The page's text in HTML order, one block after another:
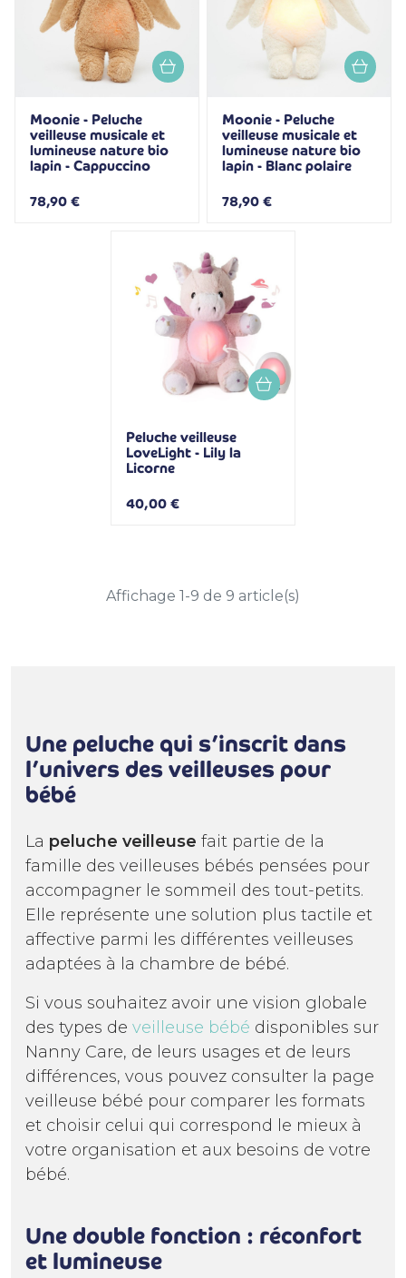
Moonie - Peluche
veilleuse musicale et
lumineuse nature bio
lapin - Cappuccino
78,90 €
Moonie - Peluche
veilleuse musicale et
lumineuse nature bio
lapin - Blanc polaire
78,90 €
Peluche veilleuse
LoveLight - Lily la
Licorne
40,00 €
Affichage 1-9 de 9 article(s)
Une peluche qui s’inscrit dans
l’univers des veilleuses pour
bébé
La peluche veilleuse fait partie de la
famille des veilleuses bébés pensées pour
accompagner le sommeil des tout-petits.
Elle représente une solution plus tactile et
affective parmi les différentes veilleuses
adaptées à la chambre de bébé.
Si vous souhaitez avoir une vision globale
des types de veilleuse bébé disponibles sur
Nanny Care, de leurs usages et de leurs
différences, vous pouvez consulter la page
veilleuse bébé pour comparer les formats
et choisir celui qui correspond le mieux à
votre organisation et aux besoins de votre
bébé.
Une double fonction : réconfort
et lumineuse